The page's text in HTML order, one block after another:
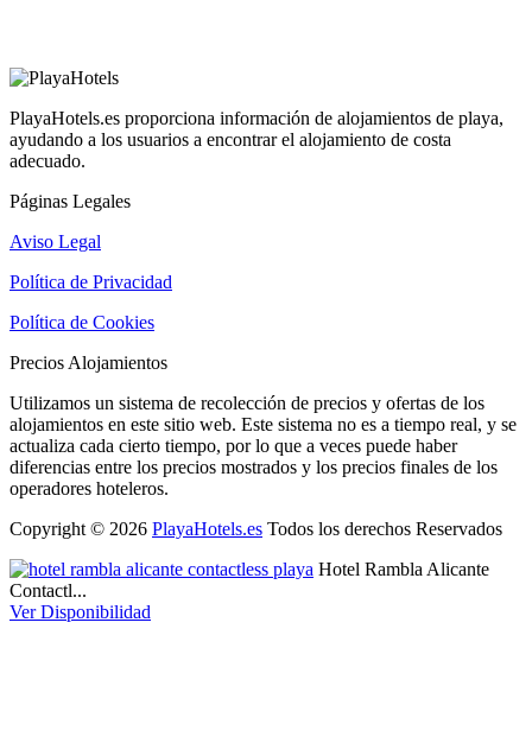
PlayaHotels.es proporciona información de alojamientos de playa,
ayudando a los usuarios a encontrar el alojamiento de costa
adecuado.
Páginas Legales
Aviso Legal
Política de Privacidad
Política de Cookies
Precios Alojamientos
Utilizamos un sistema de recolección de precios y ofertas de los
alojamientos en este sitio web. Este sistema no es a tiempo real, y se
actualiza cada cierto tiempo, por lo que a veces puede haber
diferencias entre los precios mostrados y los precios finales de los
operadores hoteleros.
Copyright © 2026 PlayaHotels.es Todos los derechos Reservados
Hotel Rambla Alicante
Contactl...
Ver Disponibilidad